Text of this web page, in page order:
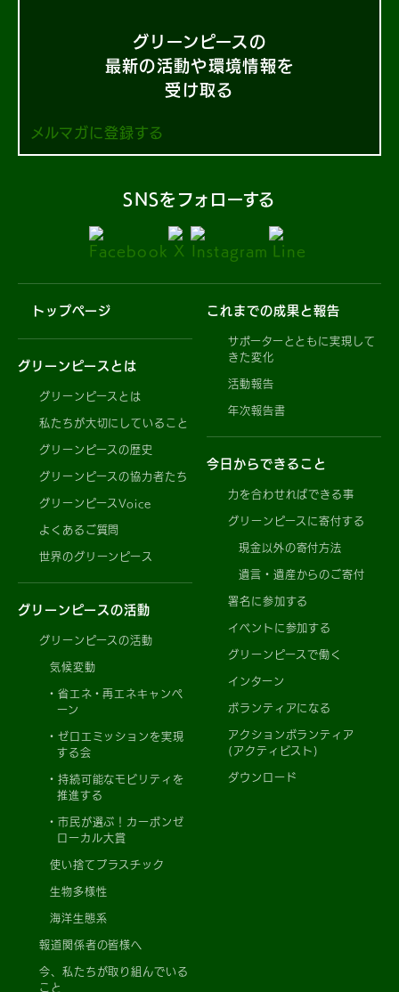
グリーンピースの
最新の活動や環境情報を
受け取る
メルマガに登録する
SNSをフォローする
トップページ
グリーンピースとは
グリーンピースとは
私たちが大切にしていること
グリーンピースの歴史
グリーンピースの協力者たち
グリーンピースVoice
よくあるご質問
世界のグリーンピース
グリーンピースの活動
グリーンピースの活動
気候変動
省エネ・再エネキャンペ
ーン
ゼロエミッションを実現
する会
持続可能なモビリティを
推進する
市民が選ぶ！カーボンゼ
ローカル大賞
使い捨てプラスチック
生物多様性
海洋生態系
報道関係者の皆様へ
今、私たちが取り組んでいる
こと
これまでの成果と報告
サポーターとともに実現して
きた変化
活動報告
年次報告書
今日からできること
力を合わせればできる事
グリーンピースに寄付する
現金以外の寄付方法
遺言・遺産からのご寄付
署名に参加する
イベントに参加する
グリーンピースで働く
インターン
ボランティアになる
アクションボランティア
(アクティビスト)
ダウンロード